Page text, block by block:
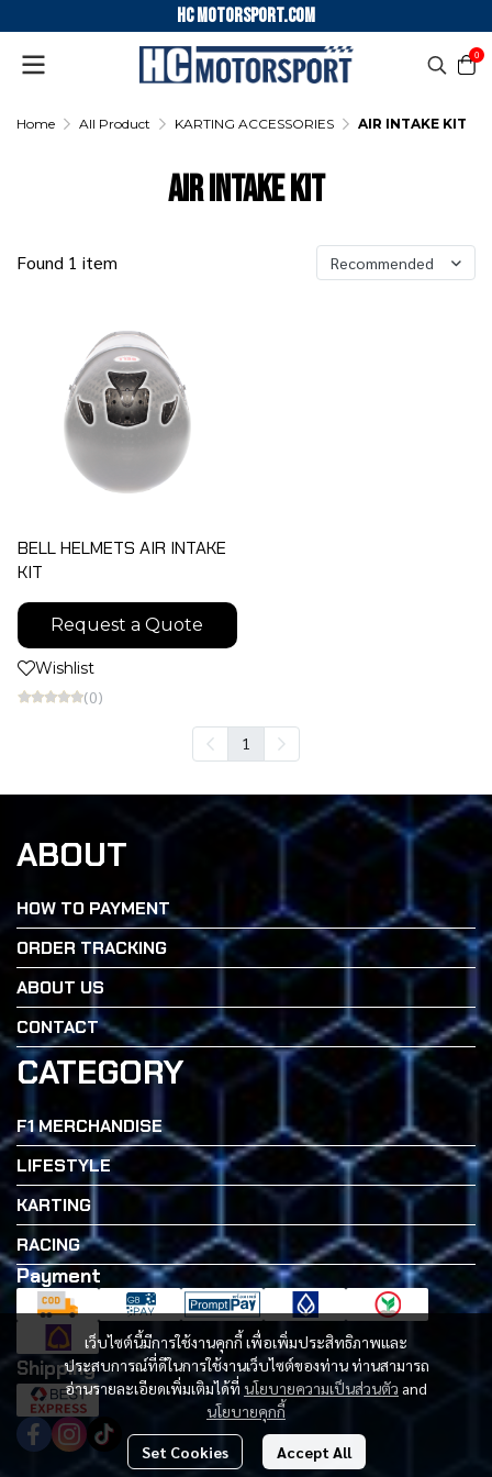
HC motorsport.COM
0
Home All Product KARTING ACCESSORIES AIR INTAKE KIT
AIR INTAKE KIT
Found 1 item Recommended
BELL HELMETS AIR INTAKE
KIT
Request a Quote
Wishlist
(0)
1
เว็บไซต์นี้มีการใช้งานคุกกี้ เพื่อเพิ่มประสิทธิภาพและ
ประสบการณ์ที่ดีในการใช้งานเว็บไซต์ของท่าน ท่านสามารถ
อ่านรายละเอียดเพิ่มเติมได้ที่ นโยบายความเป็นส่วนตัว and
นโยบายคุกกี้
Set Cookies Accept All
ABOUT
HOW TO PAYMENT
ORDER TRACKING
ABOUT US
CONTACT
CATEGORY
F1 MERCHANDISE
LIFESTYLE
KARTING
RACING
Payment
Shipping